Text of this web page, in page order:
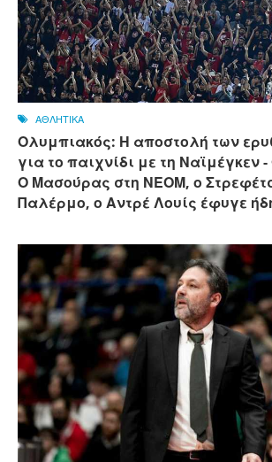
ΑΘΛΗΤΙΚΑ
Ολυμπιακός: Η αποστολή των
για το παιχνίδι με τη Ναϊμέγκεν
Ο Μασούρας στη ΝΕΟΜ, ο
Παλέρμο, ο Αντρέ Λουίς έφυγε